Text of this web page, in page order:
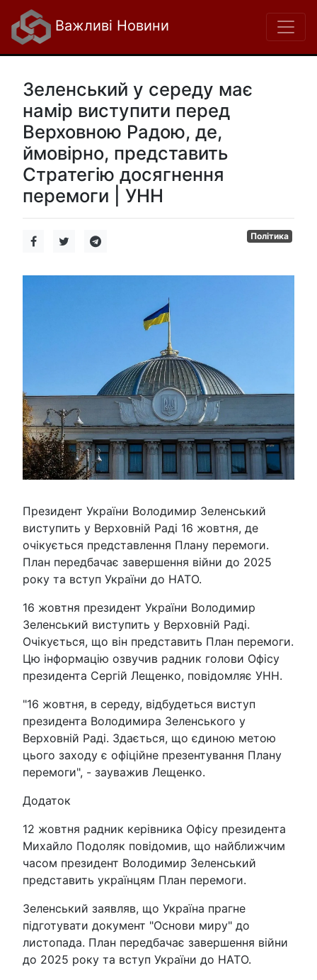
Важливі Новини
Зеленський у середу має
намір виступити перед
Верховною Радою, де,
ймовірно, представить
Стратегію досягнення
перемоги | УНН
Політика
Президент України Володимир Зеленський
виступить у Верховній Раді 16 жовтня, де
очікується представлення Плану перемоги.
План передбачає завершення війни до 2025
року та вступ України до НАТО.
16 жовтня президент України Володимир
Зеленський виступить у Верховній Раді.
Очікується, що він представить План перемоги.
Цю інформацію озвучив радник голови Офісу
президента Сергій Лещенко, повідомляє УНН.
"16 жовтня, в середу, відбудеться виступ
президента Володимира Зеленського у
Верховній Раді. Здається, що єдиною метою
цього заходу є офіційне презентування Плану
перемоги", - зауважив Лещенко.
Додаток
12 жовтня радник керівника Офісу президента
Михайло Подоляк повідомив, що найближчим
часом президент Володимир Зеленський
представить українцям План перемоги.
Зеленський заявляв, що Україна прагне
підготувати документ "Основи миру" до
листопада. План передбачає завершення війни
до 2025 року та вступ України до НАТО.